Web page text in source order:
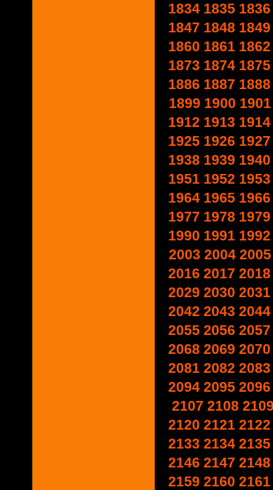
1834 1835 1836
1847 1848 1849
1860 1861 1862
1873 1874 1875
1886 1887 1888
1899 1900 1901
1912 1913 1914
1925 1926 1927
1938 1939 1940
1951 1952 1953
1964 1965 1966
1977 1978 1979
1990 1991 1992
2003 2004 2005
2016 2017 2018
2029 2030 2031
2042 2043 2044
2055 2056 2057
2068 2069 2070
2081 2082 2083
2094 2095 2096
2107 2108
2120 2121 2122
2133 2134 2135
2146 2147 2148
2159 2160 2161